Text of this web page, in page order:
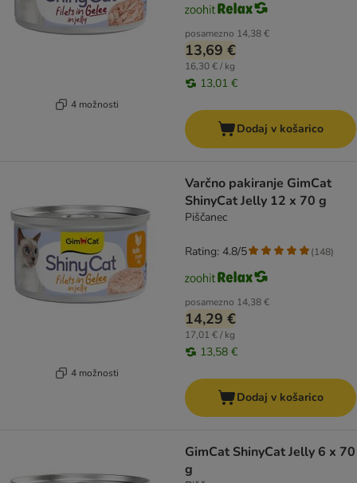
4 možnosti
posamezno 14,38 €
13,69 €
16,30 € / kg
13,01 €
Dodaj v košarico
4 možnosti
Varčno pakiranje GimCat
ShinyCat Jelly 12 x 70 g
Piščanec
posamezno 14,38 €
14,29 €
17,01 € / kg
13,58 €
Rating: 4.8/5 (148)
Dodaj v košarico
GimCat ShinyCat Jelly 6 x 70
g